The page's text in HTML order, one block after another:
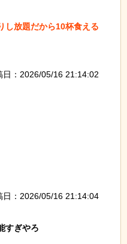
し放題だから10杯食える
日：2026/05/16 21:14:02
日：2026/05/16 21:14:04
すぎやろ